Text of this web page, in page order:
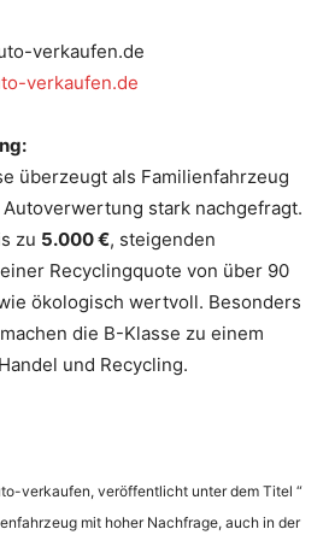
verkaufen.de
verkaufen.de
überzeugt als Familienfahrzeug
stark nachgefragt.
zu 5.000 €, steigenden
Recyclingquote von über 90
ökologisch wertvoll. Besonders
die B-Klasse zu einem
und Recycling.
verkaufen, veröffentlicht unter dem Titel “
mit hoher Nachfrage, auch in der